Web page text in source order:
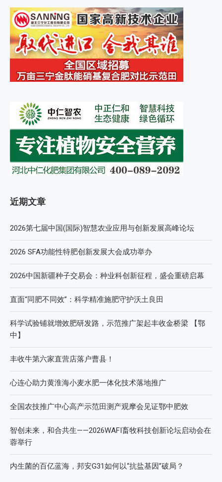
近期文章
2026第七届中国(国际)智慧农业应用与创新发展高峰论坛
2026 SFA功能性特肥创新发展大会成功举办
2026中国新疆种子交易会：种业科创新征程，盛会重磅启幕
直面“同肥不同效”：科学精准施肥守护沃土良田
科学试验铺就增效肥研发路，示范推广架起丰收金桥梁 【鄂
中】
丰收牛第六家直营店落户曹县！
心连心助力黄淮海小麦水肥一体化技术落地推广
全国农技推广中心高产示范田测产观摩会见证鄂中肥效
智创未来，和合共生——2026WAFI畜牧科技创新论坛启动会在
蓉举行
内生菌的百亿蓝海，邦安G31如何以“抗盐基因”破局？